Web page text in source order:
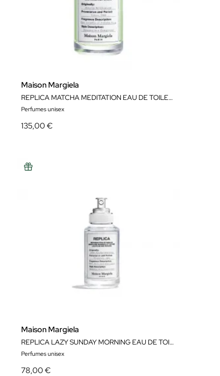
Maison Margiela
REPLICA MATCHA MEDITATION EAU DE TOILETTE
Perfumes unisex
135,00 €
Maison Margiela
REPLICA LAZY SUNDAY MORNING EAU DE TOILETTE
Perfumes unisex
78,00 €